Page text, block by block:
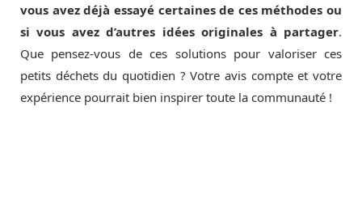
vous avez déjà essayé certaines de ces méthodes ou
si vous avez d’autres idées originales à partager.
Que pensez-vous de ces solutions pour valoriser ces
petits déchets du quotidien ? Votre avis compte et votre
expérience pourrait bien inspirer toute la communauté !